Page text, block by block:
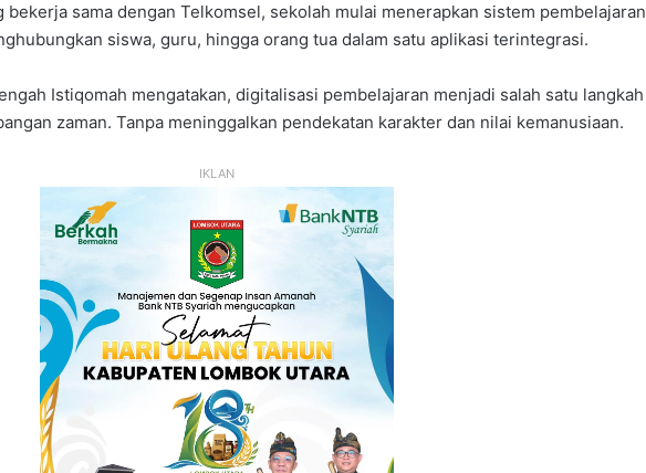
bekerja sama dengan Telkomsel, sekolah mulai menerapkan sistem pembelajaran
siswa, guru, hingga orang tua dalam satu aplikasi terintegrasi.
Istiqomah mengatakan, digitalisasi pembelajaran menjadi salah satu langkah
zaman. Tanpa meninggalkan pendekatan karakter dan nilai kemanusiaan.
IKLAN